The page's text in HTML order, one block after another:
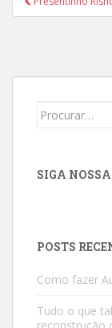
de
Search
SIGA
POSTS
Como fazer
Tudo o que